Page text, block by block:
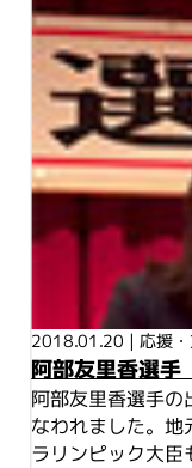
2018.01.20 |応援
阿部友里香選
阿部友里香選手
なわれました。地
ラリンピック大臣